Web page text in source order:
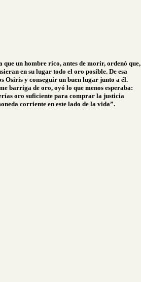
un hombre rico, antes de morir, ordenó que,
en su lugar todo el oro posible. De esa
Osiris y conseguir un buen lugar junto a él.
barriga de oro, oyó lo que menos esperaba:
oro suficiente para comprar la justicia
corriente en este lado de la vida”.